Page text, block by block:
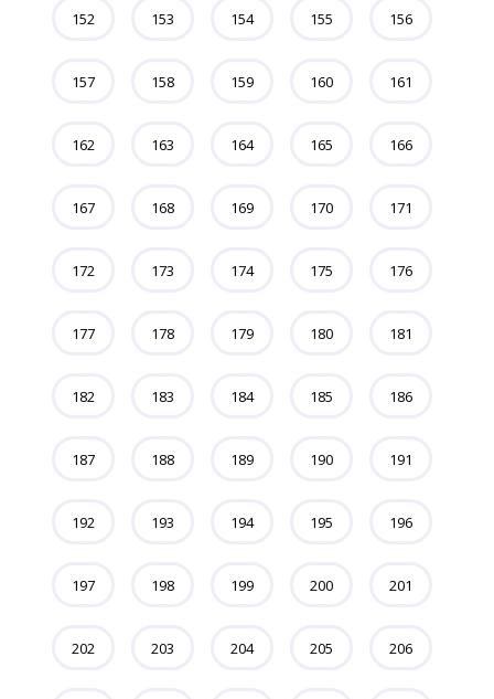
152 153 154 155 156
157 158 159 160 161
162 163 164 165 166
167 168 169 170 171
172 173 174 175 176
177 178 179 180 181
182 183 184 185 186
187 188 189 190 191
192 193 194 195 196
197 198 199 200 201
202 203 204 205 206